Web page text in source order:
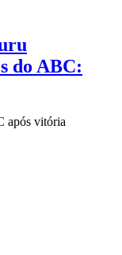
do ABC:
após vitória